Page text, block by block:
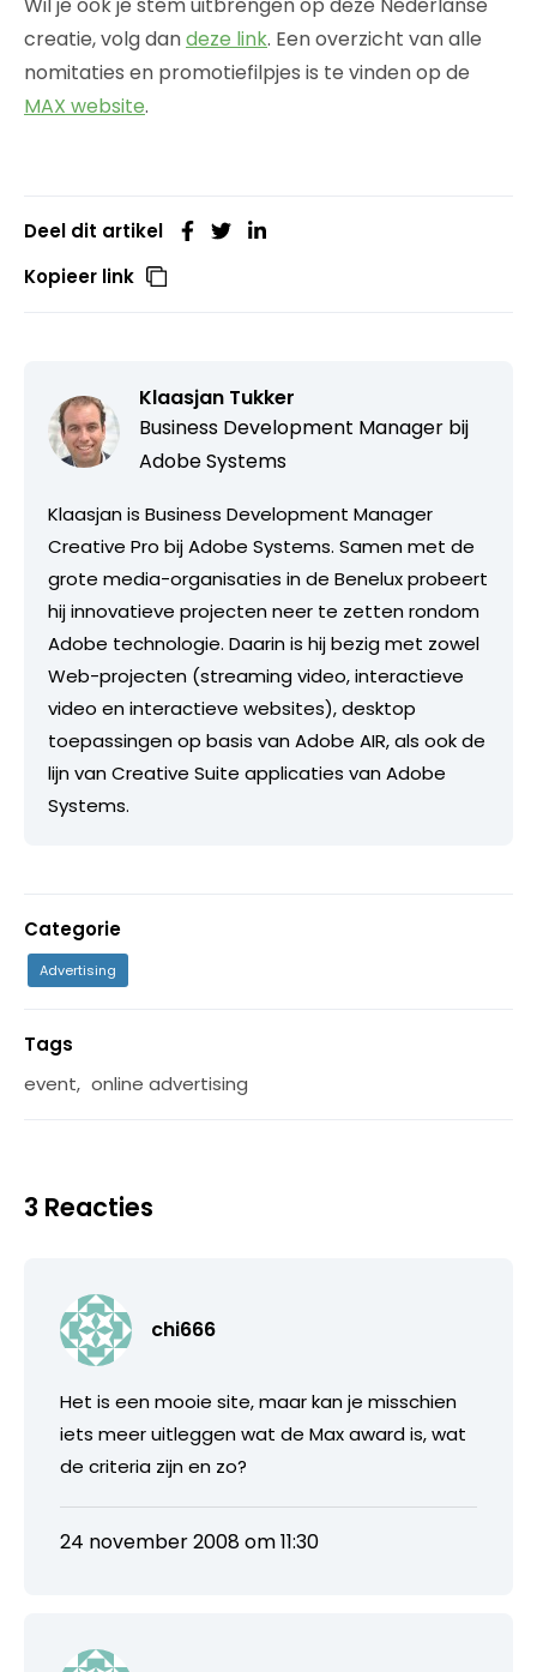
creatie, volg dandeze link. Een overzicht van alle
nomitaties en promotiefilpjes is te vinden op de
MAX website.
Deel dit artikel
Kopieer link
Klaasjan Tukker
Business Development Manager bij
Adobe Systems
Klaasjan is Business Development Manager
Creative Pro bij Adobe Systems. Samen met de
grote media-organisaties in de Benelux probeert
hij innovatieve projecten neer te zetten rondom
Adobe technologie. Daarin is hij bezig met zowel
Web-projecten (streaming video, interactieve
video en interactieve websites), desktop
toepassingen op basis van Adobe AIR, als ook de
lijn van Creative Suite applicaties van Adobe
Systems.
Categorie
Advertising
Tags
event, online advertising
3 Reacties
chi666
Het is een mooie site, maar kan je misschien
iets meer uitleggen wat de Max award is, wat
de criteria zijn en zo?
24 november 2008 om 11:30